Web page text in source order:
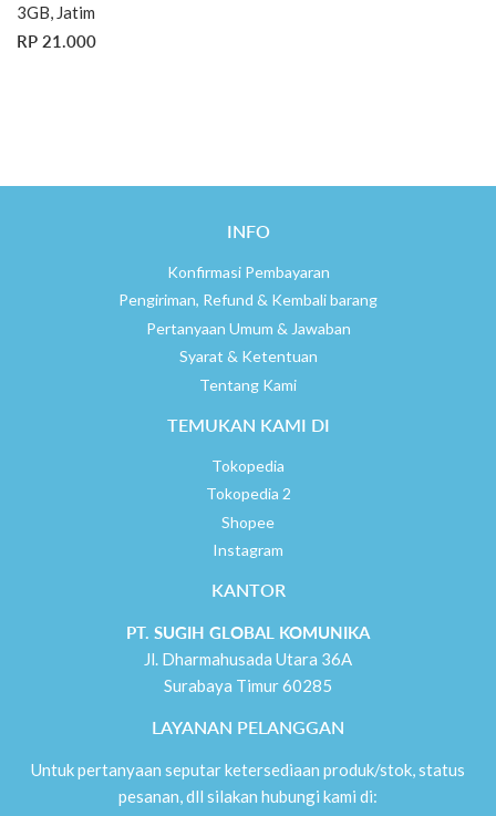
3GB, Jatim
HARGA
RP 21.000
INFO
Konfirmasi Pembayaran
Pengiriman, Refund & Kembali barang
Pertanyaan Umum & Jawaban
Syarat & Ketentuan
Tentang Kami
TEMUKAN KAMI DI
Tokopedia
Tokopedia 2
Shopee
Instagram
KANTOR
PT. SUGIH GLOBAL KOMUNIKA
Jl. Dharmahusada Utara 36A
Surabaya Timur 60285
LAYANAN PELANGGAN
Untuk pertanyaan seputar ketersediaan produk/stok, status
pesanan, dll silakan hubungi kami di: